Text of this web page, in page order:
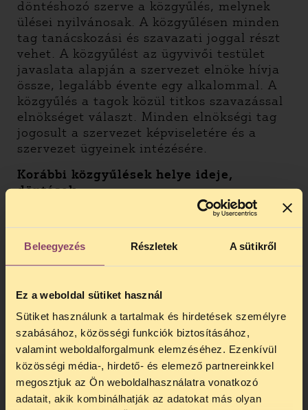
Beleegyezés Részletek A sütikről
Ez a weboldal sütiket használ
Sütiket használunk a tartalmak és hirdetések személyre
szabásához, közösségi funkciók biztosításához,
valamint weboldalforgalmunk elemzéséhez. Ezenkívül
közösségi média-, hirdető- és elemező partnereinkkel
megosztjuk az Ön weboldalhasználatra vonatkozó
adatait, akik kombinálhatják az adatokat más olyan
döntéshozó szerve a közgyűlés, melynek
ülései nyilvánosak. A közgyűlésen minden
tag tanácskozási és szavazati joggal részt
vehet. A közgyűlést az ügyvivői testület
javaslata alapján a szervezet elnöke hívja
össze, legalább évente egy alkalommal. A
közgyűlés a tagok közül titkos szavazással
elnökséget választ. Minden elnökségi tag
jogosult a szervezet képviseletére és a
szervezet ügyeinek intézésére.
Korábbi közgyűlések helye ideje,
döntések:
2024.05.23, hibrid közgyűlés –csatolva a
2024.02.06, online közgyűlés –
csatolva a
jegyzőkönyv
2023.05.17, hibrid közgyűlés –
2022.10.21, online közgyűlés –csatolva a
jegyzőkönyv
2022.05.25, hibrid közgyűlés –csatolva a
jegyzőkönyv
2021.05.19, online közgyűlés –csatolva a